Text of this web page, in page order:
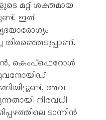
മറ്റ് ശക്തമായ
ഇത്
തിരഞ്ഞെടുപ്പാണ്.
കെംപ്ഫെറോൾ
അവ
നിരവധി
ടാന്നിൻ